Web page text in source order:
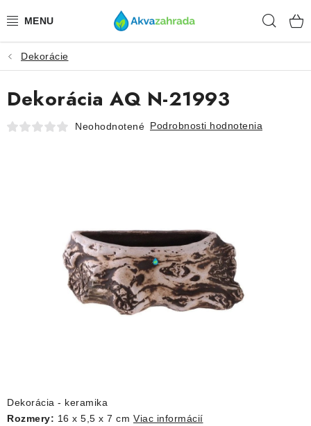
na
TECHNIKA
HNOJIVÁ
VODA
SUBSTRÁTY
KRMIVÁ A VITAMÍNY
VÝPREDAJ
Dekorácie
Dekorácia - keramika
Rozmery: 16 x 5,5 x 7 cm Viac informácií
Dekorácia AQ N-21993
Neohodnotené Podrobnosti hodnotenia